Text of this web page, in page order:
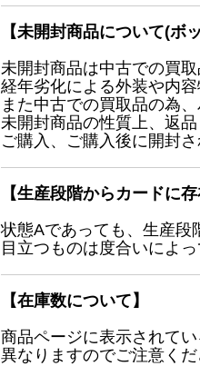
【未開封商品について(ボ
未開封商品は中古での買
経年劣化による外装や内
また中古での買取品の為
未開封商品の性質上、返
ご購入、ご購入後に開封
【生産段階からカードに
状態Aであっても、生産段
目立つものは度合いによ
【在庫数について】
商品ページに表示されて
異なりますのでご注意くだ